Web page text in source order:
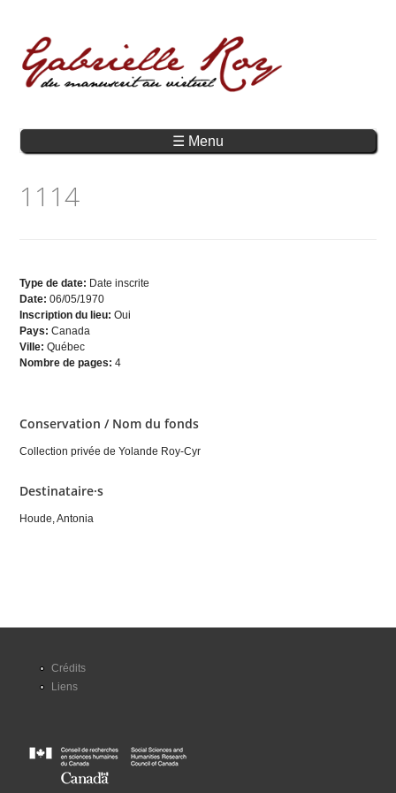
☰ Menu
1114
Type de date: Date inscrite
Date:06/05/1970
Inscription du lieu:Oui
Pays:Canada
Ville:Québec
Nombre de pages:4
Conservation / Nom du fonds
Collection privée de Yolande Roy-Cyr
Destinataire·s
Houde, Antonia
Crédits
Liens